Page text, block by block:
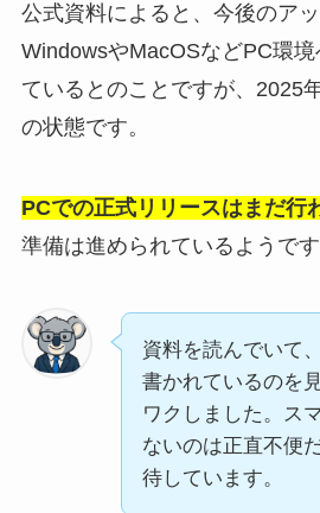
公式資料によると、今後のア
WindowsやMacOSなどPC環
ているとのことですが、2025
の状態です。
PCでの正式リリースはまだ行
準備は進められているようです
資料を読んでいて
書かれているのを
ワクしました。ス
ないのは正直不便
待しています。